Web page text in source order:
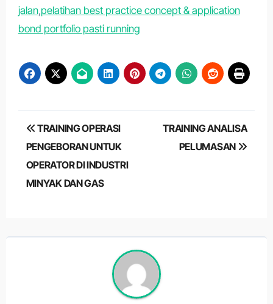
jalan,pelatihan best practice concept & application
bond portfolio pasti running
Post
navigation
TRAINING OPERASI
PENGEBORAN UNTUK
OPERATOR DI INDUSTRI
MINYAK DAN GAS
TRAINING ANALISA
PELUMASAN